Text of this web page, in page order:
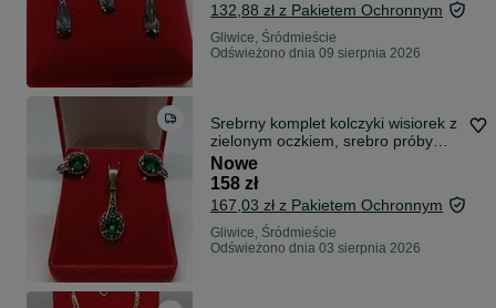
132,88 zł z Pakietem Ochronnym
Gliwice, Śródmieście
Odświeżono dnia 09 sierpnia 2026
Srebrny komplet kolczyki wisiorek z
zielonym oczkiem, srebro próby
925
Nowe
158 zł
167,03 zł z Pakietem Ochronnym
Gliwice, Śródmieście
Odświeżono dnia 03 sierpnia 2026